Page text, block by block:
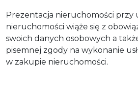
Prezentacja nieruchomości przy
nieruchomości wiąże się z
swoich danych osobowych a
pisemnej zgody na wykonanie
w zakupie nieruchomości.